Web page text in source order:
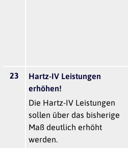
23
Hartz-IV Leistungen
erhöhen!
Die Hartz-IV Leistungen
sollen über das bisherige
Maß deutlich erhöht
werden.